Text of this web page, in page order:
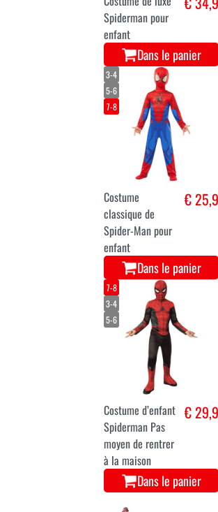
Spiderman pour
enfant
Dans le panier
3-4
5-6
7-8
Costume
classique de
Spider-Man pour
enfant
€ 25,9
Dans le panier
7-8
3-4
5-6
Costume d’enfant
Spiderman Pas
moyen de rentrer
à la maison
€ 29,9
Dans le panier